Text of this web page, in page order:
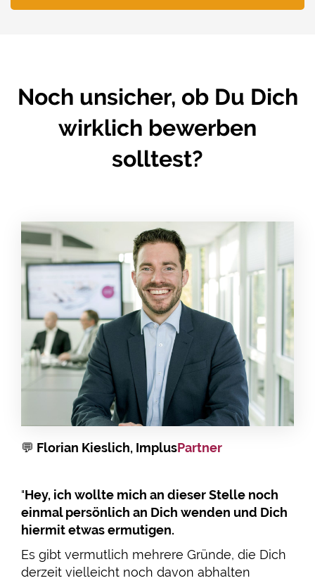
Noch unsicher, ob Du Dich
wirklich bewerben
solltest?
💬 Florian Kieslich, ImplusPartner
"Hey, ich wollte mich an dieser Stelle noch
einmal persönlich an Dich wenden und Dich
hiermit etwas ermutigen.
Es gibt vermutlich mehrere Gründe, die Dich
derzeit vielleicht noch davon abhalten